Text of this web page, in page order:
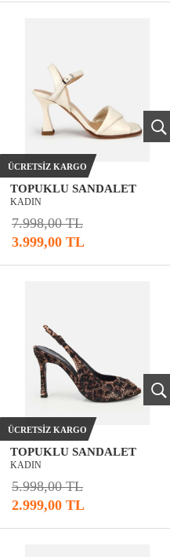
TOPUKLU SANDALET
KADIN
7.998,00 TL
3.999,00 TL
ÜCRETSIZ KARGO
TOPUKLU SANDALET
KADIN
5.998,00 TL
2.999,00 TL
ÜCRETSIZ KARGO